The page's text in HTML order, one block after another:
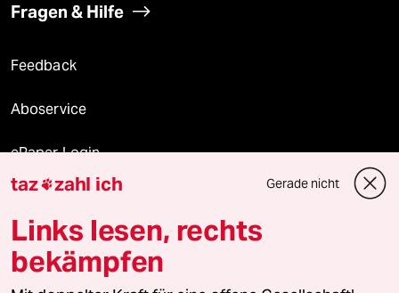
Fragen & Hilfe
Feedback
Aboservice
ePaper Login
Downloads für Abonnierende
© 2026 taz Verlags und Vertriebs GmbH
taz zahl ich Gerade nicht
Links lesen, rechts
bekämpfen